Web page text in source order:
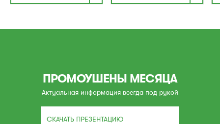
ПРОМОУШЕНЫ МЕСЯЦА
Актуальная информация всегда под рукой
СКАЧАТЬ ПРЕЗЕНТАЦИЮ